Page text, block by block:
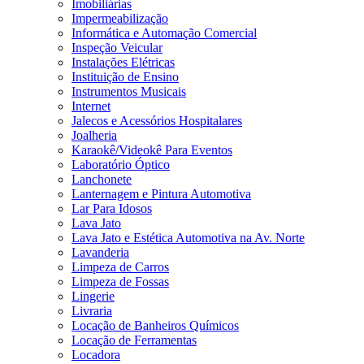
Imobiliárias
Impermeabilização
Informática e Automação Comercial
Inspeção Veicular
Instalações Elétricas
Instituição de Ensino
Instrumentos Musicais
Internet
Jalecos e Acessórios Hospitalares
Joalheria
Karaokê/Videokê Para Eventos
Laboratório Óptico
Lanchonete
Lanternagem e Pintura Automotiva
Lar Para Idosos
Lava Jato
Lava Jato e Estética Automotiva na Av. Norte
Lavanderia
Limpeza de Carros
Limpeza de Fossas
Lingerie
Livraria
Locação de Banheiros Químicos
Locação de Ferramentas
Locadora